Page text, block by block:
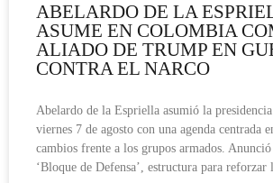
ABELARDO DE LA
ASUME EN COLOMBIA
ALIADO DE TRUMP EN
CONTRA EL NARCO
Abelardo de la Espriella asumió la
viernes 7 de agosto con una agenda centrada
cambios frente a los grupos armados.
‘Bloque de Defensa’, estructura para reforzar